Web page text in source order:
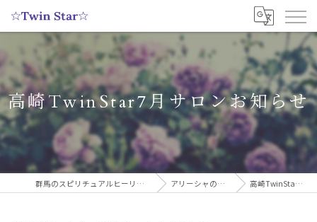
高崎TwinStar7月サロンお知らせ
群馬のスピリチュアルヒーリングサロンなら実績多数の☆Twin Star☆ アリーシャのスピリチュアルブログ 高崎TwinStar7月サロンお知らせ